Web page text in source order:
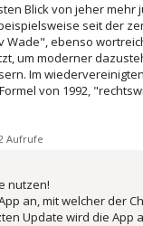
Blick von jeher
seit der
Wade", ebenso
um moderner
Im
von 1992,
Aufrufe
nutzen!
an, mit welcher der
Update wird die App